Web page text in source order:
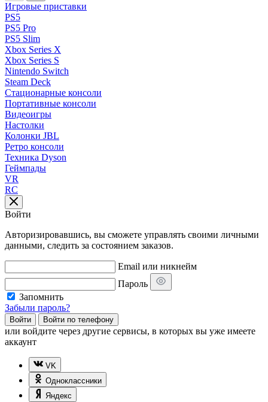
Игровые приставки
PS5
PS5 Pro
PS5 Slim
Xbox Series X
Xbox Series S
Nintendo Switch
Steam Deck
Стационарные консоли
Портативные консоли
Видеоигры
Настолки
Колонки JBL
Ретро консоли
Техника Dyson
Геймпады
VR
RC
Войти
Авторизировавшись, вы сможете управлять своими личными
данными, следить за состоянием заказов.
Email или никнейм
Пароль
Запомнить
Забыли пароль?
Войти Войти по телефону
или войдите через другие сервисы, в которых вы уже имеете
аккаунт
VK
Одноклассники
Яндекс